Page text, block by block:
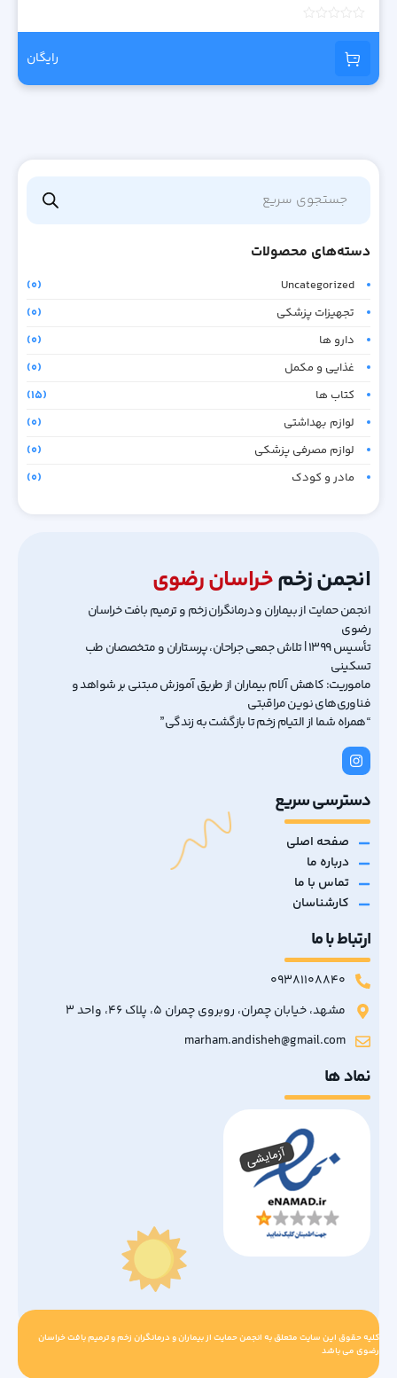
دسته‌های محصولات
Uncategorized
(0)
تجهیزات پزشکی
(0)
دارو ها
(0)
غذایی و مکمل
(0)
کتاب ها
(15)
لوازم بهداشتی
(0)
لوازم مصرفی پزشکی
(0)
مادر و کودک
(0)
از
5
رایگان
انجمن زخمخراسان رضوی
انجمن حمایت از بیماران و درمانگران زخم و ترمیم بافت خراسان
رضوی
تأسیس ۱۳۹۹ | تلاش جمعی جراحان، پرستاران و متخصصان طب
تسکینی
ماموریت: کاهش آلام بیماران از طریق آموزش مبتنی بر شواهد و
فناوری‌های نوین مراقبتی
“همراه شما از التیام زخم تا بازگشت به زندگی”
دسترسی سریع
صفحه اصلی
درباره ما
تماس با ما
کارشناسان
ارتباط با ما
09381108840
مشهد، خیابان چمران، روبروی چمران 5، پلاک 46، واحد 3
marham.andisheh@gmail.com
نماد ها
کلیه حقوق این سایت متعلق به انجمن حمایت از بیماران و درمانگران زخم و ترمیم بافت خراسان
رضوی می باشد